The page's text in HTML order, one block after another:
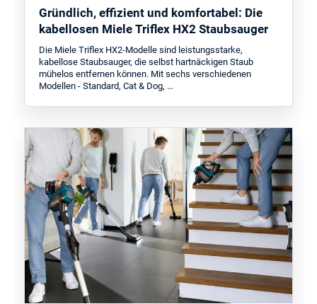
Gründlich, effizient und komfortabel: Die
kabellosen Miele Triflex HX2 Staubsauger
Die Miele Triflex HX2-Modelle sind leistungsstarke,
kabellose Staubsauger, die selbst hartnäckigen Staub
mühelos entfernen können. Mit sechs verschiedenen
Modellen - Standard, Cat & Dog, …